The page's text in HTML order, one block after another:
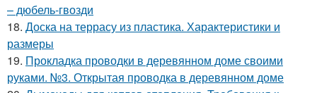
– дюбель-гвозди
18. Доска на террасу из пластика. Характеристики и
размеры
19. Прокладка проводки в деревянном доме своими
руками. №3. Открытая проводка в деревянном доме